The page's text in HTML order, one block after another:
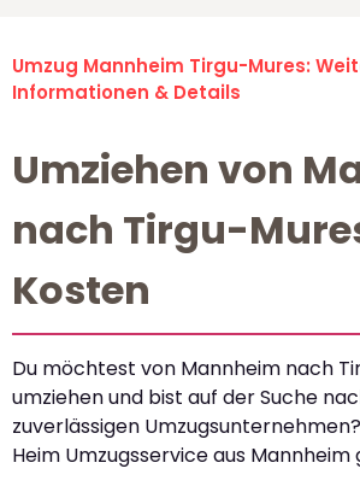
Umzug Mannheim Tirgu-Mures:
Informationen & Details
Umziehen von
nach Tirgu-
Kosten
Du möchtest von Mannheim nach
umziehen und bist auf der Suche
zuverlässigen
Heim Umzugsservice aus